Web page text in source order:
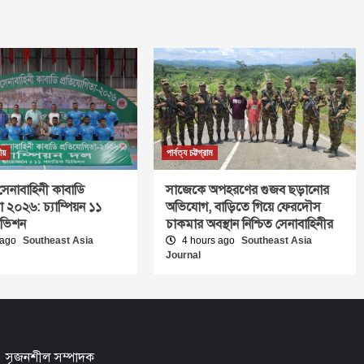
কাবাডি
২০২৬: চ্যাম্পিয়ন ১১
Southeast Asia
পার্বত্য চট্টগ্রাম
সাজেকে অপহরণের গুজব ছড়ানোর
অভিযোগ, বাড়িতে গিয়ে ফেরদৌস
চাকমার অবস্থান নিশ্চিত সেনাবাহিনীর
4 hours ago Southeast Asia
Journal
সৃজনশীল সম্পাদক